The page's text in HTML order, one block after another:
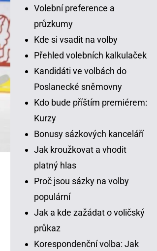
Volební preference a
průzkumy
Kde si vsadit na volby
Přehled volebních kalkulaček
Kandidáti ve volbách do
Poslanecké sněmovny
Kdo bude příštím premiérem:
Kurzy
Bonusy sázkových kanceláří
Jak kroužkovat a vhodit
platný hlas
Proč jsou sázky na volby
populární
Jak a kde zažádat o voličský
průkaz
Korespondenční volba: Jak